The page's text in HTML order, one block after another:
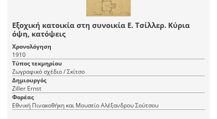
Εξοχική κατοικία στη συνοικία Ε. Τσίλλερ. Κύρια
όψη, κατόψεις
Χρονολόγηση
1910
Τύπος τεκμηρίου
Ζωγραφικό σχέδιο / Σκίτσο
Δημιουργός
Ziller Ernst
Φορέας
Εθνική Πινακοθήκη και Μουσείο Αλέξανδρου Σούτσου